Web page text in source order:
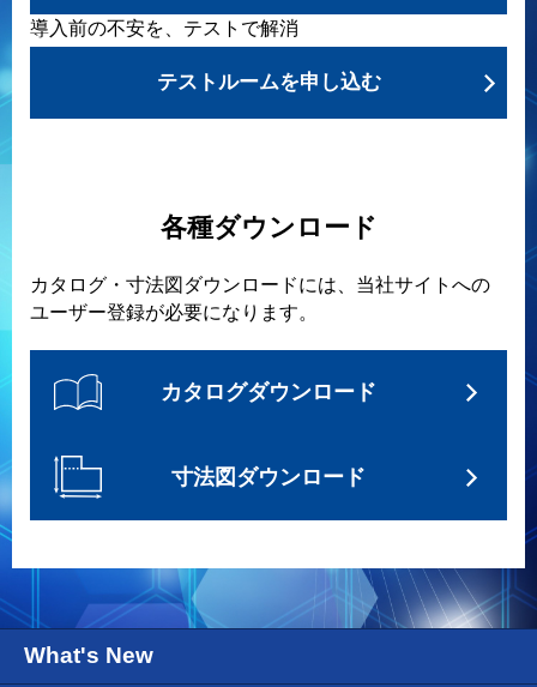
導入前の不安を、テストで解消
テストルームを申し込む
各種ダウンロード
カタログ・寸法図ダウンロードには、当社サイトへの
ユーザー登録が必要になります。
カタログダウンロード
寸法図ダウンロード
What's New